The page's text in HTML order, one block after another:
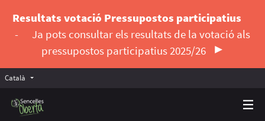
Resultats votació Pressupostos participatius
-
Ja pots consultar els resultats de la votació als
pressupostos participatius 2025/26
Català Triar la llengua